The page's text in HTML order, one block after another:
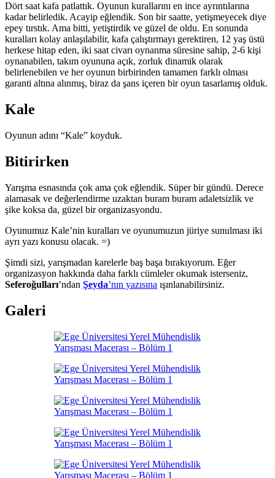
Dört saat kafa patlattık. Oyunun kurallarını en ince ayrıntılarına
kadar belirledik. Acayip eğlendik. Son bir saatte, yetişmeyecek diye
epey tırstık. Ama bitti, yetiştirdik ve güzel de oldu. En sonunda
kuralları kolay anlaşılabilir, kafa çalıştırmayı gerektiren, 12 yaş üstü
herkese hitap eden, iki saat civarı oynanma süresine sahip, 2-6 kişi
oynanabilen, takım oyununa açık, zorluk dinamik olarak
belirlenebilen ve her oyunun birbirinden tamamen farklı olması
garanti altına alınmış, biraz da şans içeren bir oyun tasarlamış olduk.
Kale
Oyunun adını “Kale” koyduk.
Bitirirken
Yarışma esnasında çok ama çok eğlendik. Süper bir gündü. Derece
alamasak ve değerlendirme uzaktan buram buram adaletsizlik ve
şike koksa da, güzel bir organizasyondu.
Oyunumuz Kale’nin kuralları ve oyunumuzun jüriye sunulması iki
ayrı yazı konusu olacak. =)
Şimdi sizi, yarışmadan karelerle baş başa bırakıyorum. Eğer
organizasyon hakkında daha farklı cümleler okumak isterseniz,
Seferoğulları’ndan Şeyda’nın yazısına ışınlanabilirsiniz.
Galeri